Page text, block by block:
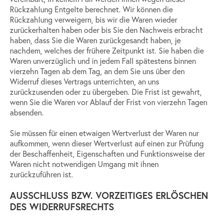
Rückzahlung Entgelte berechnet. Wir können die
Rückzahlung verweigern, bis wir die Waren wieder
zurückerhalten haben oder bis Sie den Nachweis erbracht
haben, dass Sie die Waren zurückgesandt haben, je
nachdem, welches der frühere Zeitpunkt ist. Sie haben die
Waren unverzüglich und in jedem Fall spätestens binnen
vierzehn Tagen ab dem Tag, an dem Sie uns über den
Widerruf dieses Vertrags unterrichten, an uns
zurückzusenden oder zu übergeben. Die Frist ist gewahrt,
wenn Sie die Waren vor Ablauf der Frist von vierzehn Tagen
absenden.
Sie müssen für einen etwaigen Wertverlust der Waren nur
aufkommen, wenn dieser Wertverlust auf einen zur Prüfung
der Beschaffenheit, Eigenschaften und Funktionsweise der
Waren nicht notwendigen Umgang mit ihnen
zurückzuführen ist.
AUSSCHLUSS BZW. VORZEITIGES ERLÖSCHEN
DES WIDERRUFSRECHTS